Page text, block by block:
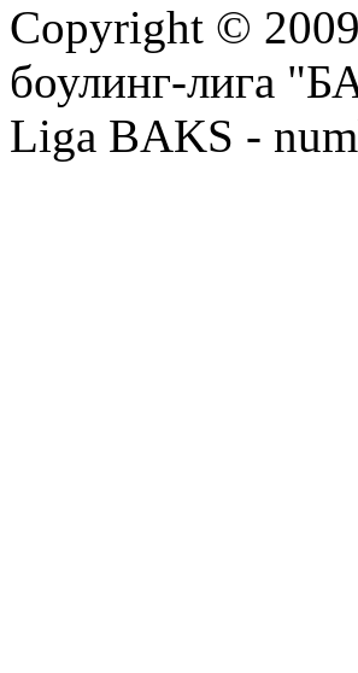
Copyright ©
боулинг-лига
Liga BAKS -